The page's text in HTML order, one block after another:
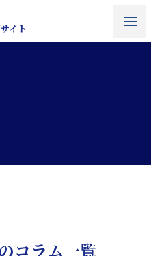
イト
コラム一覧